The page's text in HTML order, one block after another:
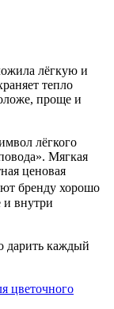
лёгкую и
тепло
проще и
лёгкого
Мягкая
ценовая
бренду хорошо
и внутри
дарить каждый